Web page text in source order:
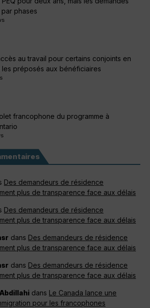
phases
au travail pour certains conjoints en
les préposés aux bénéficiaires
francophone du programme à
Des demandeurs de résidence
plus de transparence face aux délais
Des demandeurs de résidence
plus de transparence face aux délais
dans Des demandeurs de résidence
plus de transparence face aux délais
dans Des demandeurs de résidence
plus de transparence face aux délais
dans Le Canada lance une
pour les francophones